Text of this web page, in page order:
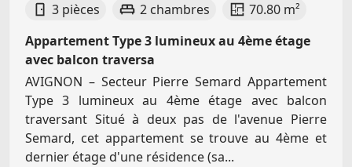
3 pièces 2 chambres
70.80 m²
Appartement Type 3 lumineux au 4ème étage
avec balcon traversa
AVIGNON – Secteur Pierre Semard Appartement
Type 3 lumineux au 4ème étage avec balcon
traversant Situé à deux pas de l'avenue Pierre
Semard, cet appartement se trouve au 4ème et
dernier étage d'une résidence (sa...